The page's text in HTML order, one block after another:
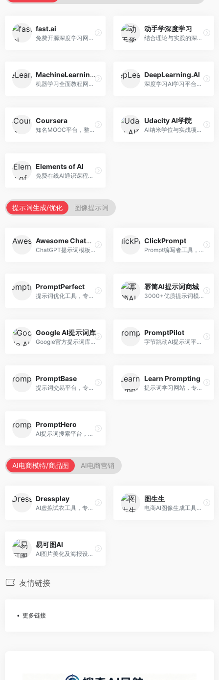
fast.ai
免费开源深度学习网站，专注于实用AI教学。面向开发者，提供免费深度学习课程、实战项目、代码库等资源，学习门槛低。
动手学深度学习
结合理论与实践的深度学习教材，专注于代码驱动学习。面向学生和开发者，提供深度学习理论、代码实现、练习题等资源，学习体验好。
MachineLearningMastery
机器学习全面教程网站，专注于实用技能教学。面向开发者，提供机器学习算法、Python实现、项目实战等教程，实用性强。
DeepLearning.AI
深度学习AI学习平台，由吴恩达创立。面向AI学习者，提供深度学习专项课程、AI新闻、技术社区等资源，课程质量权威。
Coursera
知名MOOC平台，整合全球顶尖大学课程资源。面向学习者，提供AI、机器学习、深度学习等课程，证书认可度高，课程质量专业。
Udacity AI学院
AI纳米学位与实战项目平台，专注于职业导向学习。面向AI从业者，提供机器学习、深度学习、计算机视觉等纳米学位，项目实战性强。
Elements of AI
免费在线AI通识课程，专注于AI基础知识普及。面向普通大众，提供AI概念、原理、应用等入门知识，语言通俗易懂。
提示词生成/优化 图像提示词
Awesome ChatGPT Prompts
ChatGPT提示词模板库，专注于实用提示词收集。面向ChatGPT用户，提供提示词模板、使用场景、效果展示等资源，模板实用性强。
ClickPrompt
Prompt编写者工具，专注于提示词创作辅助。面向提示词创作者，提供提示词编辑、测试、分享等服务，创作工具完善。
PromptPerfect
提示词优化工具，专注于提示词质量提升。面向AI用户，提供提示词优化、效果测试、版本对比等服务，提示词优化专业。
幂简AI提示词商城
3000+优质提示词模板平台，专注于中文提示词。面向中文AI用户，提供提示词模板、分类检索、一键使用等服务，中文提示词丰富。
Google AI提示词库
Google官方提示词库，专注于Gemini模型优化。面向开发者，提供官方提示词指南、最佳实践、示例代码等资源，权威性强。
PromptPilot
字节跳动AI提示词平台，专注于提示词优化与管理。面向AI用户，提供提示词优化、效果测试、团队协作等服务，企业级功能完善。
PromptBase
提示词交易平台，专注于高质量提示词买卖。面向AI创作者，提供提示词交易、模板购买、创作者收益等服务，提示词质量高。
Learn Prompting
提示词学习网站，专注于提示词工程教育。面向AI学习者，提供提示词教程、最佳实践、案例研究等资源，教学内容系统。
PromptHero
AI提示词搜索平台，整合多种AI工具提示词资源。面向AI创作者，提供提示词搜索、模板库、社区分享等服务，提示词资源丰富。
AI电商模特/商品图 AI电商营销
Dressplay
AI虚拟试衣工具，专注于服装电商体验。面向服装电商，提供虚拟试穿、尺码推荐、穿搭建议等服务，试衣体验真实。
图生生
电商AI图像生成工具，专注于商品图创作。面向电商卖家，提供商品图生成、背景替换、批量处理等服务，商品图质量高。
易可图AI
AI图片美化及海报设计平台，专注于电商视觉设计。面向电商卖家，提供图片美化、海报设计、营销素材等服务，设计效率高。
友情链接
更多链接